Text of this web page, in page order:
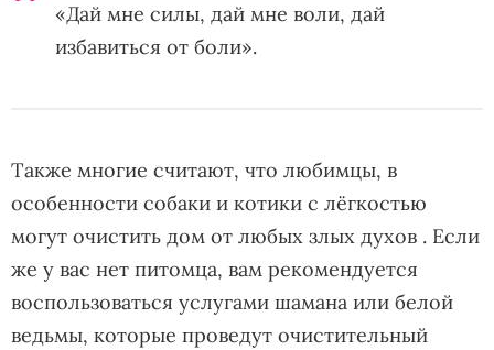
«Дай мне силы, дай мне воли, дай
избавиться от боли».
Также многие считают, что любимцы, в
особенности собаки и котики с лёгкостью
могут очистить дом от любых злых духов . Если
же у вас нет питомца, вам рекомендуется
воспользоваться услугами шамана или белой
ведьмы, которые проведут очистительный